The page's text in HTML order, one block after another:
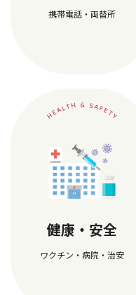
携帯電話・両替所
健康・安全
ワクチン・病院・治安